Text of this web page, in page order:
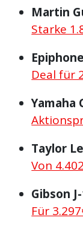
Martin
Starke
Deal für
Yamaha
Taylor
Von
Gibson
Für